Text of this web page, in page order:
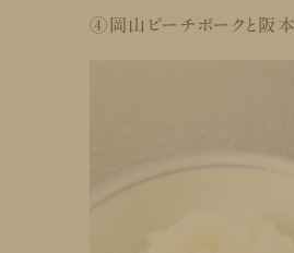
④岡山ピーチポークと阪